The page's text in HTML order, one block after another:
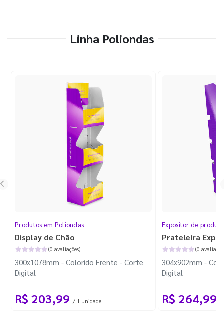
Linha Poliondas
Produtos em Poliondas
Display de Chão
(0 avaliações)
300x1078mm - Colorido Frente - Corte
Digital
R$ 203,99 / 1 unidade
Expositor de
Prateleira
(0
304x902mm -
Digital
R$ 264,99